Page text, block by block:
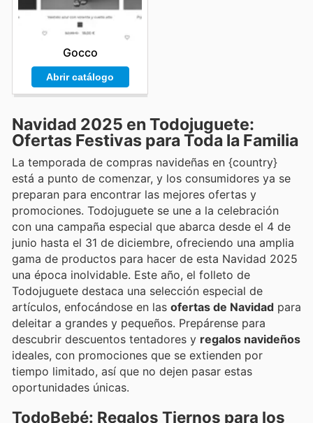
Gocco
Abrir catálogo
Navidad 2025 en Todojuguete:
Ofertas Festivas para Toda la Familia
La temporada de compras navideñas en {country}
está a punto de comenzar, y los consumidores ya se
preparan para encontrar las mejores ofertas y
promociones. Todojuguete se une a la celebración
con una campaña especial que abarca desde el 4 de
junio hasta el 31 de diciembre, ofreciendo una amplia
gama de productos para hacer de esta Navidad 2025
una época inolvidable. Este año, el folleto de
Todojuguete destaca una selección especial de
artículos, enfocándose en las ofertas de Navidad para
deleitar a grandes y pequeños. Prepárense para
descubrir descuentos tentadores y regalos navideños
ideales, con promociones que se extienden por
tiempo limitado, así que no dejen pasar estas
oportunidades únicas.
TodoBebé: Regalos Tiernos para los